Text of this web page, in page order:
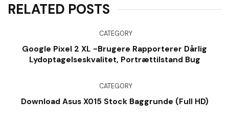
RELATED POSTS
CATEGORY
Google Pixel 2 XL -brugere Rapporterer Dårlig
Lydoptagelseskvalitet, Portrættilstand Bug
CATEGORY
Download Asus X015 Stock Baggrunde (Full HD)